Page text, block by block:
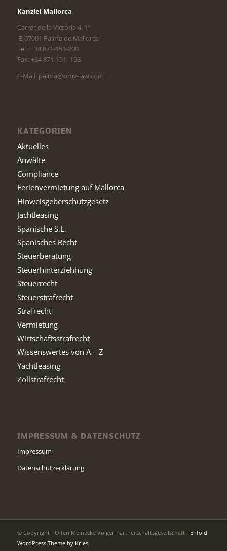
Kanzlei Mallorca
Carrer de la Victòria 4, 1°
E-07001 Palma de Mallorca
Tel.: +34 871-151-209
Fax: +34 871-151- 193
E-Mail: palma@omv-law.com
KATEGORIEN
Aktuelles
Anwälte
Compliance
Ferienvermietung auf Mallorca
Hinweisgeberschutzgesetz
Jachtleasing
Spanische S.L.
Spanisches Recht
Steuerberatung
Steuerhinterziehhung
Steuerrecht
Steuerstrafrecht
Strafrecht
Vermietung
Wirtschaftsstrafrecht
Wissenswertes von A – Z
Yachtleasing
Zollstrafrecht
IMPRESSUM & DATENSCHUTZ
Impressum
Datenschutzerklärung
© Copyright - Olfen Meinecke Völger Partnerschaftsgesellschaft - Enfold
WordPress Theme by Kriesi